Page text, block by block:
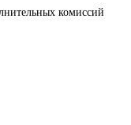
комиссий